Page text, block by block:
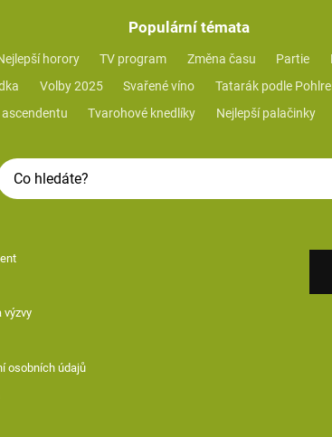
Populární témata
horory TV program Změna času Partie
Volby 2025 Svařené víno Tatarák podle
Tvarohové knedlíky Nejlepší palačinky
výzvy
osobních údajů